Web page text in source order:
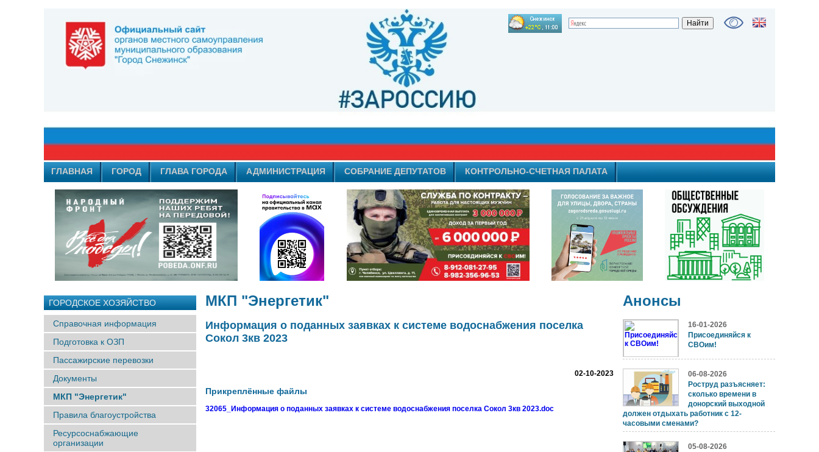
ГЛАВНАЯ ГОРОД ГЛАВА ГОРОДА АДМИНИСТРАЦИЯ СОБРАНИЕ ДЕПУТАТОВ КОНТРОЛЬНО-СЧЕТНАЯ ПАЛАТА
ГОРОДСКОЕ ХОЗЯЙСТВО
Справочная информация
Подготовка к ОЗП
Пассажирские перевозки
Документы
МКП "Энергетик"
Правила благоустройства
Ресурсоснабжающие
организации
МКП "Энергетик"
Информация о поданных заявках к системе водоснабжения поселка
Сокол 3кв 2023
02-10-2023
Прикреплённые файлы
32065_Информация о поданных заявках к системе водоснабжения поселка Сокол 3кв 2023.doc
Анонсы
16-01-2026
Присоединяйся к
СВОим!
06-08-2026
Роструд разъясняет:
сколько времени в
донорский выходной
должен отдыхать работник с 12-
часовыми сменами?
05-08-2026